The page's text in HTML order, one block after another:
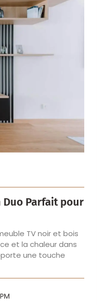
Duo Parfait pour
TV noir et bois
et la chaleur dans
une touche